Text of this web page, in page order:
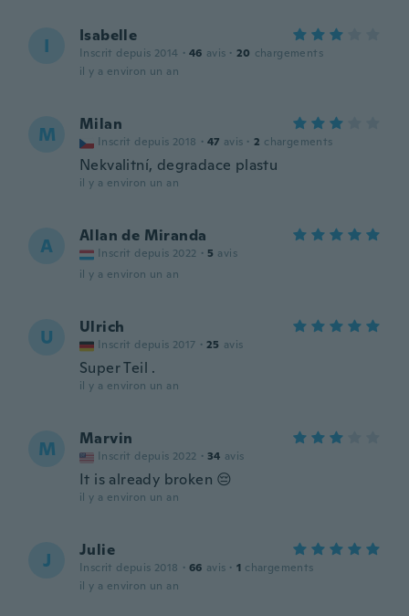
I Isabelle
Inscrit depuis 2014 · 46 avis · 20 chargements
il y a environ un an
M Milan
Inscrit depuis 2018 · 47 avis · 2 chargements
Nekvalitní, degradace plastu
il y a environ un an
A Allan de Miranda
Inscrit depuis 2022 · 5 avis
il y a environ un an
U Ulrich
Inscrit depuis 2017 · 25 avis
Super Teil .
il y a environ un an
M Marvin
Inscrit depuis 2022 · 34 avis
It is already broken 😔
il y a environ un an
J Julie
Inscrit depuis 2018 · 66 avis · 1 chargements
il y a environ un an